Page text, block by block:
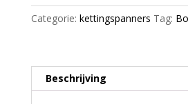
x
2
aantal
Categorie: kettingspanners Tag:
Beschrijving